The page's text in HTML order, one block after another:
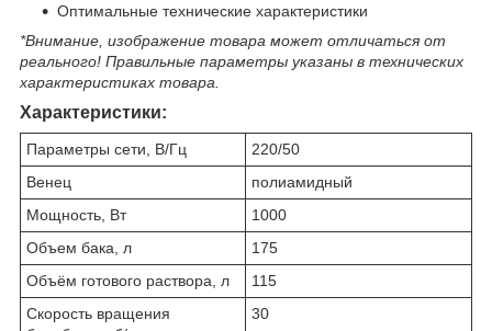
Оптимальные технические характеристики
*Внимание, изображение товара может отличаться от
реального! Правильные параметры указаны в технических
характеристиках товара.
Характеристики:
Параметры сети, В/Гц
220/50
Венец
полиамидный
Мощность, Вт
1000
Объем бака, л
175
Объём готового раствора, л
115
Скорость вращения
30